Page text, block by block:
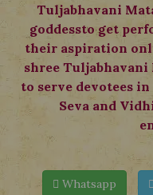
Tuljabhavani
goddessto get
their aspiration
shree Tuljabhavani
to serve devotees
Seva and
Whatsapp